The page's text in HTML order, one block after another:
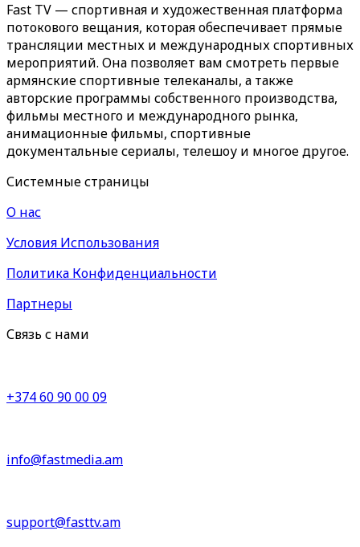
Fast TV — спортивная и художественная платформа
потокового вещания, которая обеспечивает прямые
трансляции местных и международных спортивных
мероприятий. Она позволяет вам смотреть первые
армянские спортивные телеканалы, а также
авторские программы собственного производства,
фильмы местного и международного рынка,
анимационные фильмы, спортивные
документальные сериалы, телешоу и многое другое.
Системные страницы
О нас
Условия Использования
Политика Конфиденциальности
Партнеры
Связь с нами
+374 60 90 00 09
info@fastmedia.am
support@fasttv.am